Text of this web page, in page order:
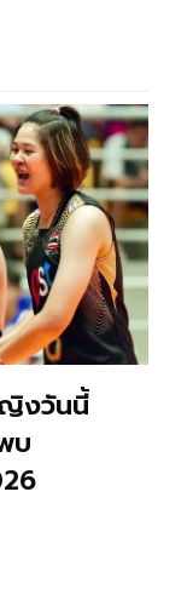
งวันนี้
บ